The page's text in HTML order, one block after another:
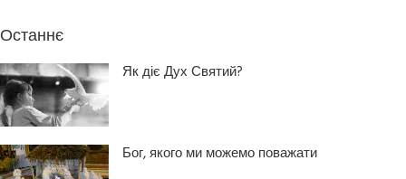
Останнє
Як діє Дух Святий?
Бог, якого ми можемо поважати